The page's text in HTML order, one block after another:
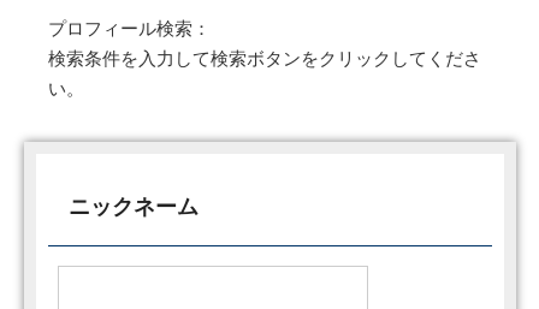
プロフィール検索：
検索条件を入力して検索ボタンをクリックしてくださ
い。
ニックネーム